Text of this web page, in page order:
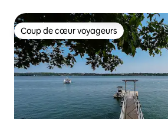
Coup de cœur voyageurs
Coup de cœur voyageurs